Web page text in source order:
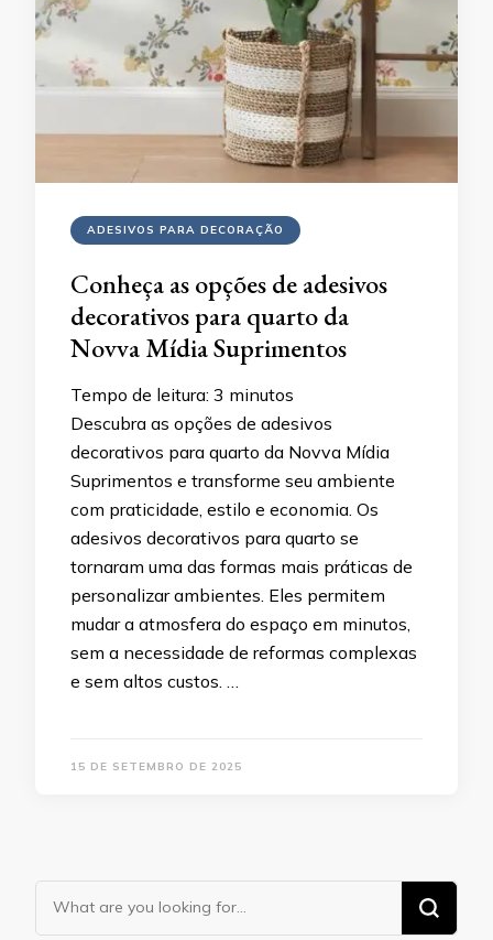
ADESIVOS PARA DECORAÇÃO
Conheça as opções de adesivos
decorativos para quarto da
Novva Mídia Suprimentos
Tempo de leitura: 3 minutos
Descubra as opções de adesivos
decorativos para quarto da Novva Mídia
Suprimentos e transforme seu ambiente
com praticidade, estilo e economia. Os
adesivos decorativos para quarto se
tornaram uma das formas mais práticas de
personalizar ambientes. Eles permitem
mudar a atmosfera do espaço em minutos,
sem a necessidade de reformas complexas
e sem altos custos. …
15 DE SETEMBRO DE 2025
Looking
for